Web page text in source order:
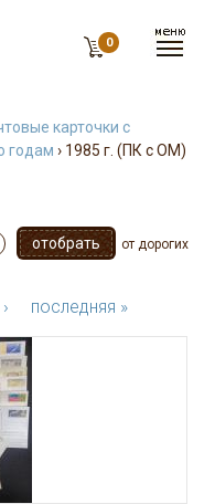
0
карточки с
годам › 1985 г. (ПК с ОМ)
от дорогих
последняя »